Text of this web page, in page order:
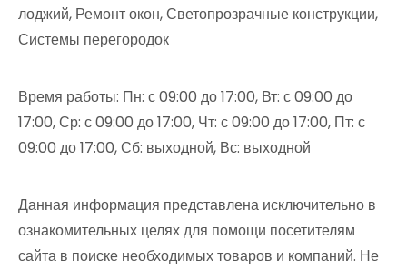
лоджий, Ремонт окон, Светопрозрачные конструкции,
Системы перегородок
Время работы: Пн: с 09:00 до 17:00, Вт: с 09:00 до
17:00, Ср: с 09:00 до 17:00, Чт: с 09:00 до 17:00, Пт: с
09:00 до 17:00, Сб: выходной, Вс: выходной
Данная информация представлена исключительно в
ознакомительных целях для помощи посетителям
сайта в поиске необходимых товаров и компаний. Не